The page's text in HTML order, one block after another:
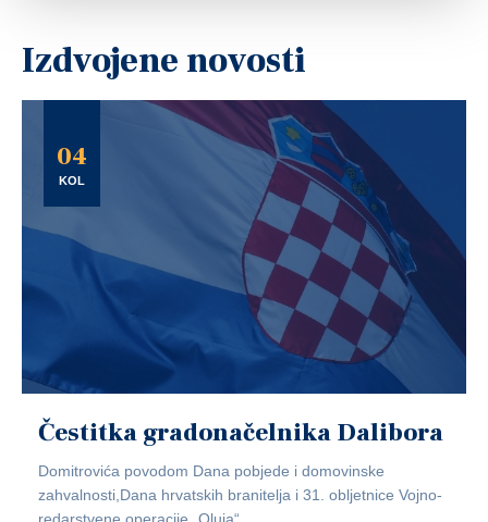
Izdvojene novosti
04
KOL
Čestitka gradonačelnika Dalibora
Domitrovića povodom Dana pobjede i domovinske
zahvalnosti,Dana hrvatskih branitelja i 31. obljetnice Vojno-
redarstvene operacije „Oluja“